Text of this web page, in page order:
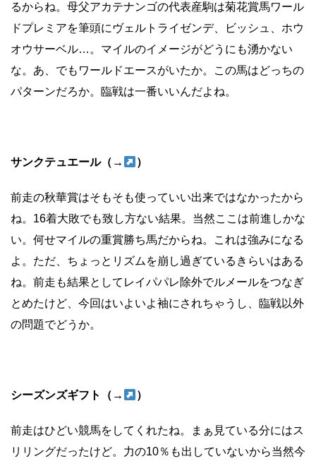
るからね。母父アカテナンゴの代表産駒は菊花賞馬ワール
ドプレミアを筆頭にヴェルトライゼンデ、ビッシュ、ホウ
オウサーベル…。マイルのイメージがどうにも湧かない
な。あ、でもワールドエースがいたか。この馬はどっちの
パターンだろか。臨戦は一番いいんだよね。
サンクテュエール（→ ）
前走の秋華賞はそもそも使っていい出来ではなかったから
ね。16着大敗でも致し方ない結果。当然ここは前進しかな
い。何せマイルの重賞勝ち馬だからね。これは強みになる
よ。ただ、ちょっとリズムを崩し過ぎているきらいはある
ね。前走も結果としてレイパパレ除外でルメールをつなぎ
とめたけど、今回はいよいよ袖にされちゃうし、臨戦以外
の問題でどうか。
シーズンズギフト（→ ）
前走はひどい競馬をしてくれたね。まぁ見ている分にはス
リリングだったけど。力の10％も出していないから当然今